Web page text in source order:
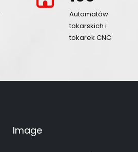
fa-
building
Automatów
tokarskich i
tokarek CNC